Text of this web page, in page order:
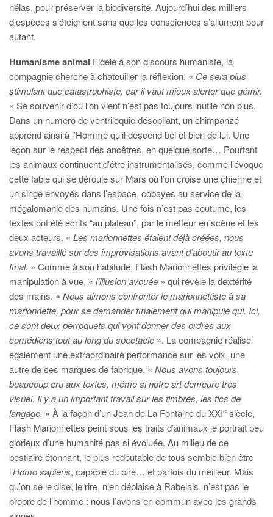
hélas, pour préserver la biodiversité. Aujourd’hui des milliers
d’espèces s’éteignent sans que les consciences s’allument pour
autant.
Humanisme animal Fidèle à son discours humaniste, la
compagnie cherche à chatouiller la réflexion. « Ce sera plus
stimulant que catastrophiste, car il vaut mieux alerter que gémir.
» Se souvenir d’où l’on vient n’est pas toujours inutile non plus.
Dans un numéro de ventriloquie désopilant, un chimpanzé
apprend ainsi à l’Homme qu’il descend bel et bien de lui. Une
leçon sur le respect des ancêtres, en quelque sorte… Pourtant
les animaux continuent d’être instrumentalisés, comme l’évoque
cette fable qui se déroule sur Mars où l’on croise une chienne et
un singe envoyés dans l’espace, cobayes au service de la
mégalomanie des humains. Une fois n’est pas coutume, les
textes ont été écrits “au plateau”, par le metteur en scène et les
deux acteurs. « Les marionnettes étaient déjà créées, nous
avons travaillé sur des improvisations avant d’aboutir au texte
final. » Comme à son habitude, Flash Marionnettes privilégie la
manipulation à vue, « l’illusion avouée » qui révèle la dextérité
des mains. « Nous aimons confronter le marionnettiste à sa
marionnette, pour se demander finalement qui manipule qui. Ici,
ce sont deux perroquets qui vont donner des ordres aux
comédiens tout au long du spectacle ». La compagnie réalise
également une extraordinaire performance sur les voix, une
autre de ses marques de fabrique. « Nous avons toujours
beaucoup cru aux textes, même si notre art demeure très
visuel. Il y a un important travail sur les timbres, les tics de
langage. » À la façon d’un Jean de La Fontaine du XXIe siècle,
Flash Marionnettes peint sous les traits d’animaux le portrait peu
glorieux d’une humanité pas si évoluée. Au milieu de ce
bestiaire étonnant, le plus redoutable de tous semble bien être
l’Homo sapiens, capable du pire… et parfois du meilleur. Mais
qu’on se le dise, le rire, n’en déplaise à Rabelais, n’est pas le
propre de l’homme : nous l’avons en commun avec les grands